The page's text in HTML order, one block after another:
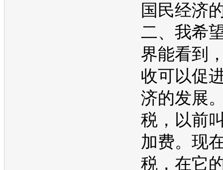
国民经济
二、我希
界能看到
收可以促
济的发展
税，以前
加费。现
税，在它